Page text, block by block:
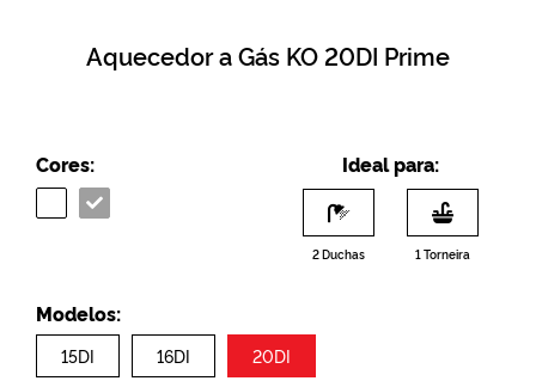
Aquecedor a Gás KO 20DI Prime
Cores: Ideal para:
2 Duchas 1 Torneira
Modelos:
15DI 16DI 20DI